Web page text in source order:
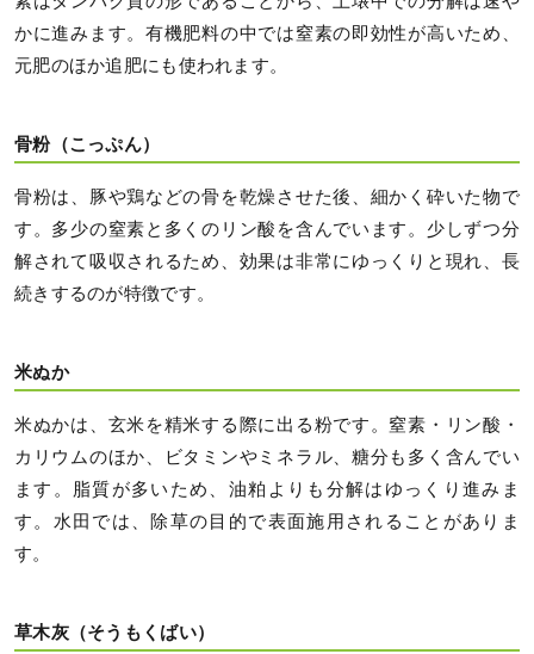
かに進みます。有機肥料の中では窒素の即効性が高いため、
元肥のほか追肥にも使われます。
骨粉（こっぷん）
骨粉は、豚や鶏などの骨を乾燥させた後、細かく砕いた物で
す。多少の窒素と多くのリン酸を含んでいます。少しずつ分
解されて吸収されるため、効果は非常にゆっくりと現れ、長
続きするのが特徴です。
米ぬか
米ぬかは、玄米を精米する際に出る粉です。窒素・リン酸・
カリウムのほか、ビタミンやミネラル、糖分も多く含んでい
ます。脂質が多いため、油粕よりも分解はゆっくり進みま
す。水田では、除草の目的で表面施用されることがありま
す。
草木灰（そうもくばい）